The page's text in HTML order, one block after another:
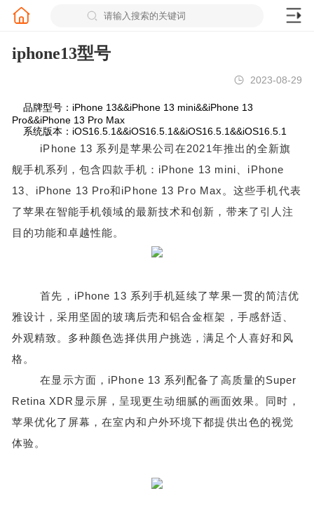
iphone13型号
2023-08-29
品牌型号：iPhone 13&&iPhone 13 mini&&iPhone 13
Pro&&iPhone 13 Pro Max
系统版本：iOS16.5.1&&iOS16.5.1&&iOS16.5.1&&iOS16.5.1
iPhone 13 系列是苹果公司在2021年推出的全新旗
舰手机系列，包含四款手机：iPhone 13 mini、iPhone
13、iPhone 13 Pro和iPhone 13 Pro Max。这些手机代表
了苹果在智能手机领域的最新技术和创新，带来了引人注
目的功能和卓越性能。
首先，iPhone 13 系列手机延续了苹果一贯的简洁优
雅设计，采用坚固的玻璃后壳和铝合金框架，手感舒适、
外观精致。多种颜色选择供用户挑选，满足个人喜好和风
格。
在显示方面，iPhone 13 系列配备了高质量的Super
Retina XDR显示屏，呈现更生动细腻的画面效果。同时，
苹果优化了屏幕，在室内和户外环境下都提供出色的视觉
体验。